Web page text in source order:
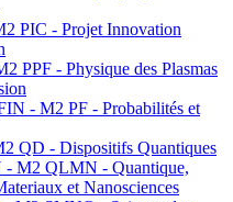
PIC - Projet Innovation
PPF - Physique des Plasmas
- M2 PF - Probabilités et
QD - Dispositifs Quantiques
M2 QLMN - Quantique,
et Nanosciences